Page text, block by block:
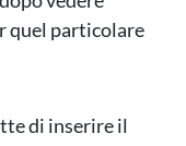
quel particolare
di inserire il